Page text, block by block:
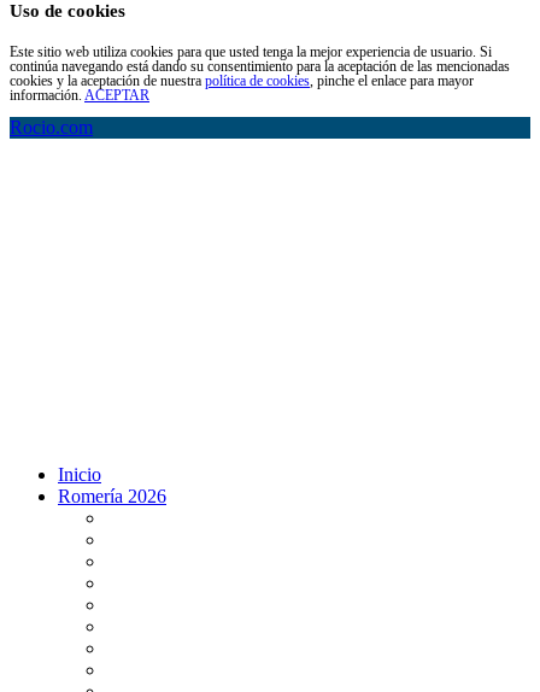
Uso de cookies
Este sitio web utiliza cookies para que usted tenga la mejor experiencia de usuario. Si
continúa navegando está dando su consentimiento para la aceptación de las mencionadas
cookies y la aceptación de nuestra política de cookies, pinche el enlace para mayor
información. ACEPTAR
Rocio.com
Inicio
Romería 2026